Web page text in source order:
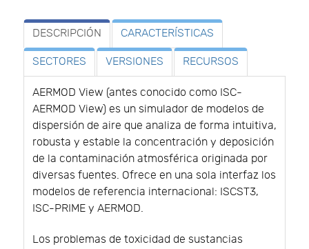
DESCRIPCIÓN CARACTERÍSTICAS
SECTORES VERSIONES RECURSOS
AERMOD View (antes conocido como ISC-
AERMOD View) es un simulador de modelos de
dispersión de aire que analiza de forma intuitiva,
robusta y estable la concentración y deposición
de la contaminación atmosférica originada por
diversas fuentes. Ofrece en una sola interfaz los
modelos de referencia internacional: ISCST3,
ISC-PRIME y AERMOD.
Los problemas de toxicidad de sustancias